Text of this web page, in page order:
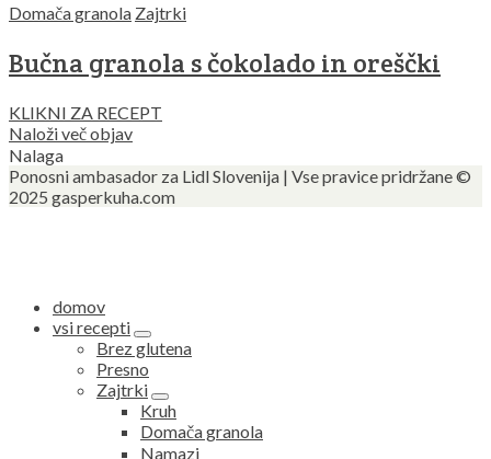
Domača granola Zajtrki
Bučna granola s čokolado in oreščki
KLIKNI ZA RECEPT
Posts
Navigation
Naloži več objav
Nalaga
Ponosni ambasador za Lidl Slovenija | Vse pravice pridržane ©
2025 gasperkuha.com
domov
vsi recepti
expand
child
menu
Brez glutena
Presno
Zajtrki
expand
child
menu
Kruh
Domača granola
Namazi